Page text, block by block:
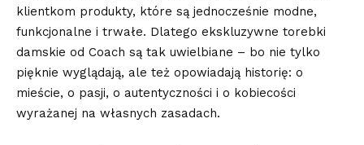
klientkom produkty, które są jednocześnie modne,
funkcjonalne i trwałe. Dlatego ekskluzywne torebki
damskie od Coach są tak uwielbiane – bo nie tylko
pięknie wyglądają, ale też opowiadają historię: o
mieście, o pasji, o autentyczności i o kobiecości
wyrażanej na własnych zasadach.